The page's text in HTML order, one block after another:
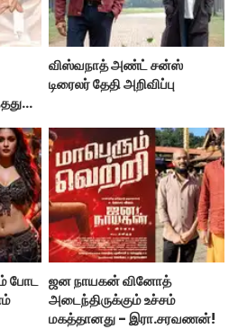
விஸ்வநாத் அண்ட் சன்ஸ்
டிரைலர் தேதி அறிவிப்பு
போட ஜன நாயகன் வினோத்
அடைந்திருக்கும் உச்சம்
மகத்தானது - இரா.சரவணன்!